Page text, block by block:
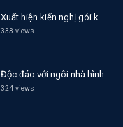
Xuất hiện kiến nghị gói k...
333 views
Độc đáo với ngôi nhà hình...
324 views